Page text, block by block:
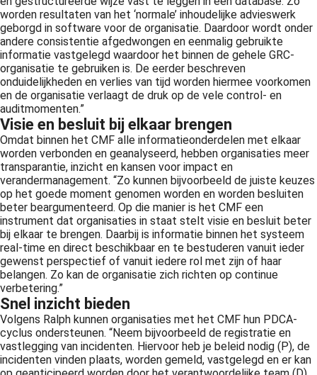
worden resultaten van het ‘normale’ inhoudelijke advieswerk
geborgd in software voor de organisatie. Daardoor wordt onder
andere consistentie afgedwongen en eenmalig gebruikte
informatie vastgelegd waardoor het binnen de gehele GRC-
organisatie te gebruiken is. De eerder beschreven
onduidelijkheden en verlies van tijd worden hiermee voorkomen
en de organisatie verlaagt de druk op de vele control- en
auditmomenten.”
Visie en besluit bij elkaar brengen
Omdat binnen het CMF alle informatieonderdelen met elkaar
worden verbonden en geanalyseerd, hebben organisaties meer
transparantie, inzicht en kansen voor impact en
verandermanagement. “Zo kunnen bijvoorbeeld de juiste keuzes
op het goede moment genomen worden en worden besluiten
beter beargumenteerd. Op die manier is het CMF een
instrument dat organisaties in staat stelt visie en besluit beter
bij elkaar te brengen. Daarbij is informatie binnen het systeem
real-time en direct beschikbaar en te bestuderen vanuit ieder
gewenst perspectief of vanuit iedere rol met zijn of haar
belangen. Zo kan de organisatie zich richten op continue
verbetering.”
Snel inzicht bieden
Volgens Ralph kunnen organisaties met het CMF hun PDCA-
cyclus ondersteunen. “Neem bijvoorbeeld de registratie en
vastlegging van incidenten. Hiervoor heb je beleid nodig (P), de
incidenten vinden plaats, worden gemeld, vastgelegd en er kan